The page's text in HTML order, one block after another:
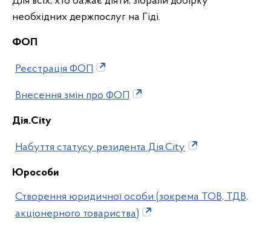
необхідних держпослуг на Гіді.
ФОП
Реєстрація ФОП
Внесення змін про ФОП
Дія.City
Набуття статусу резидента Дія.City
Юрособи
Створення юридичної особи (зокрема ТОВ, ТДВ,
акціонерного товариства)